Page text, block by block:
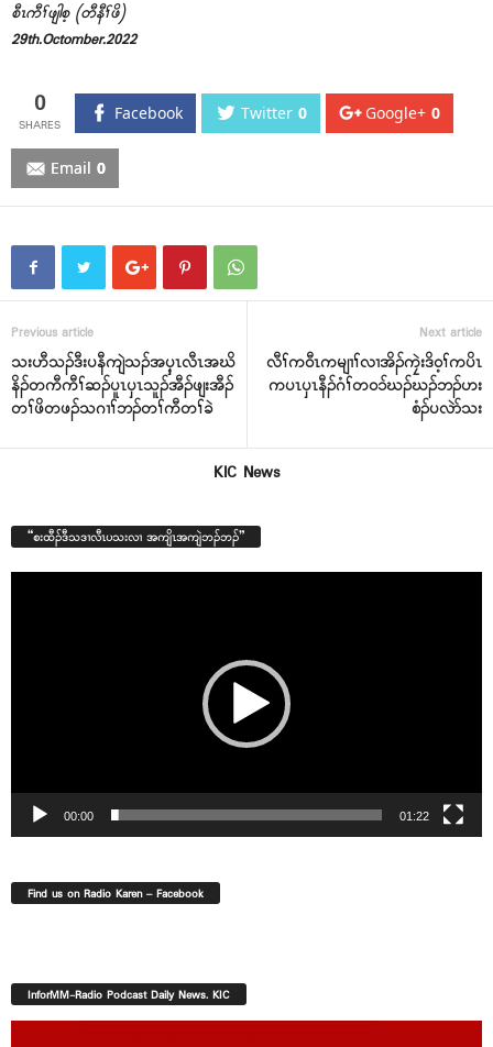
စီၤကီၢ်ဖျါစ့ (တီနီၢ်ဖိ)
29th.Octomber.2022
0 Facebook Twitter 0 Google+ 0
Email 0
Previous article
သးဟီသၣ်ဒီးပနီကျဲသၣ်အၦ့ၤလီၤအဃိ
နိၣ်တကီကီၢ်ဆၣ်ပူၤၦၤသူၣ်အီၣ်ဖျးအီၣ်
တၢ်ဖိတဖၣ်သဂၢၢ်ဘၣ်တၢ်ကီတၢ်ခဲ
Next article
လီၢ်က၀ီၤကမျၢၢ်လၢအိၣ်ကၠဲးဒိ၀့ၢ်ကပိၤ
ကပၤၦၤနီၣ်ဂံၢ်တ၀၁်ဃၣ်ဃၣ်ဘၣ်ဟး
စံၣ်ပလဲာ်သး
KIC News
“စးထီၣ်ဒီသဒၢလီၤပသးလၢ အကျိၤအကျဲဘၣ်ဘၣ်”
00:00 01:22
Find us on Radio Karen – Facebook
InforMM-Radio Podcast Daily News. KIC